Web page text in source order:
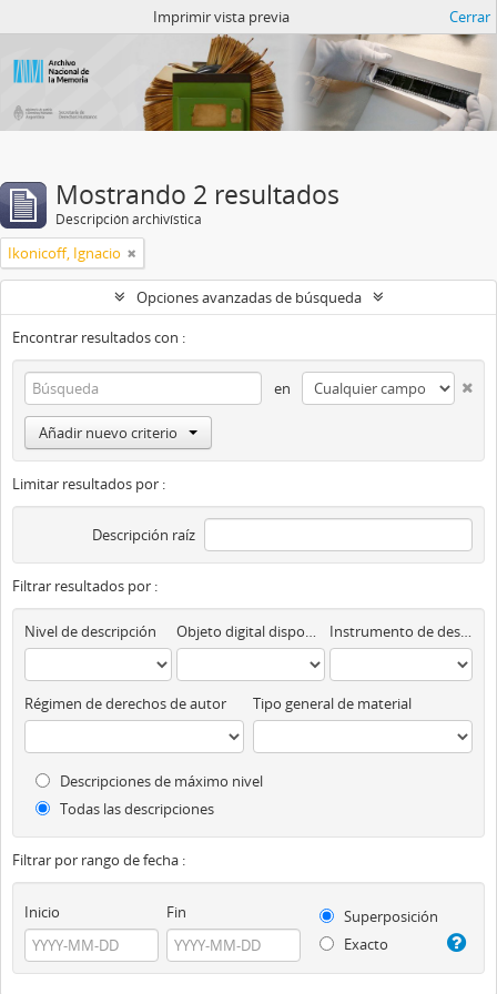
Imprimir vista previa Cerrar
Mostrando 2 resultados
Descripción archivística
Ikonicoff, Ignacio
Opciones avanzadas de búsqueda
Encontrar resultados con :
en
Añadir nuevo criterio
Limitar resultados por :
Descripción raíz
Filtrar resultados por :
Nivel de descripción Objeto digital disponibles Instrumento de descripción
Régimen de derechos de autor Tipo general de material
Descripciones de máximo nivel
Todas las descripciones
Filtrar por rango de fecha :
Inicio Fin
Superposición
Exacto